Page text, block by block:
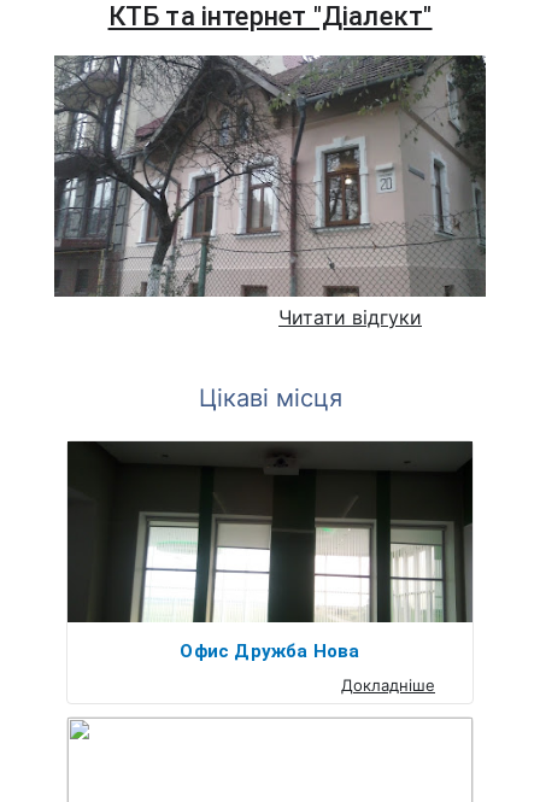
КТБ та інтернет "Діалект"
Читати відгуки
Цікаві місця
Офис Дружба Нова
Докладніше